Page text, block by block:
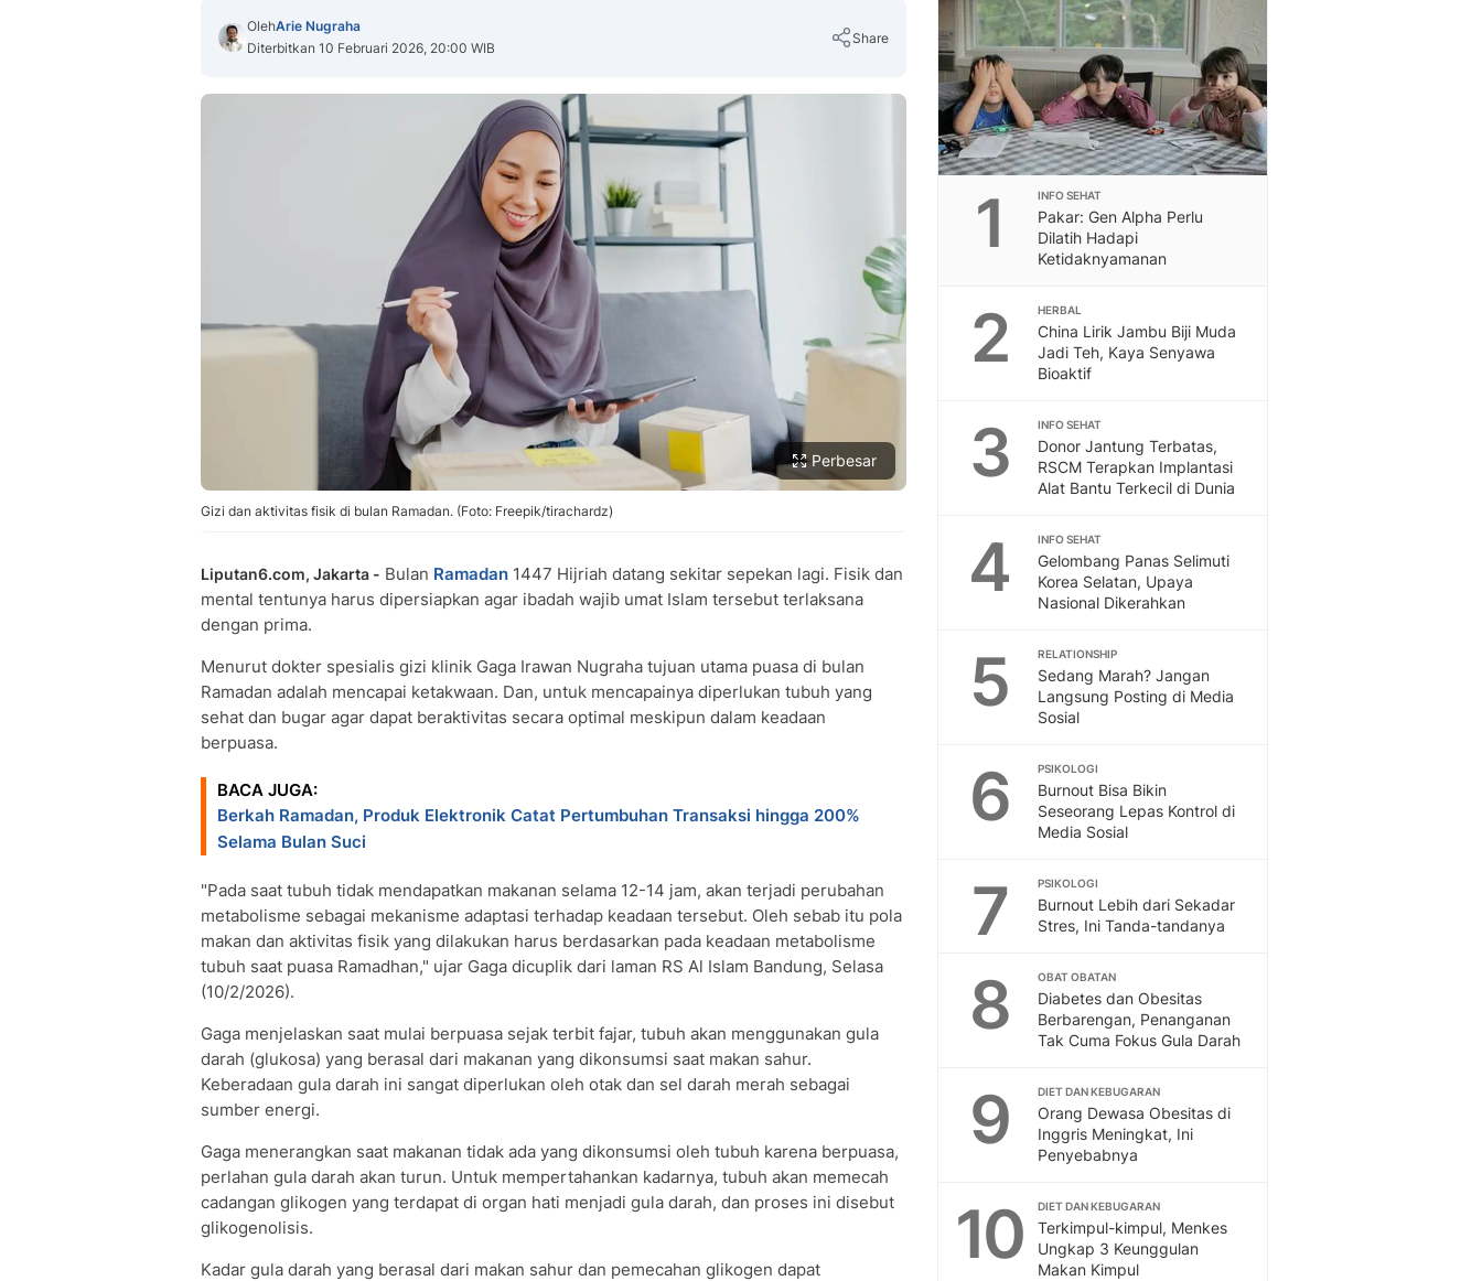
OlehArie Nugraha
Diterbitkan 10 Februari 2026, 20:00 WIB
Share
Perbesar
Gizi dan aktivitas fisik di bulan Ramadan. (Foto: Freepik/tirachardz)
Liputan6.com, Jakarta - Bulan Ramadan 1447 Hijriah datang sekitar sepekan lagi. Fisik dan
mental tentunya harus dipersiapkan agar ibadah wajib umat Islam tersebut terlaksana
dengan prima.
Menurut dokter spesialis gizi klinik Gaga Irawan Nugraha tujuan utama puasa di bulan
Ramadan adalah mencapai ketakwaan. Dan, untuk mencapainya diperlukan tubuh yang
sehat dan bugar agar dapat beraktivitas secara optimal meskipun dalam keadaan
berpuasa.
BACA JUGA:
Berkah Ramadan, Produk Elektronik Catat Pertumbuhan Transaksi hingga 200%
Selama Bulan Suci
"Pada saat tubuh tidak mendapatkan makanan selama 12-14 jam, akan terjadi perubahan
metabolisme sebagai mekanisme adaptasi terhadap keadaan tersebut. Oleh sebab itu pola
makan dan aktivitas fisik yang dilakukan harus berdasarkan pada keadaan metabolisme
tubuh saat puasa Ramadhan," ujar Gaga dicuplik dari laman RS Al Islam Bandung, Selasa
(10/2/2026).
Gaga menjelaskan saat mulai berpuasa sejak terbit fajar, tubuh akan menggunakan gula
darah (glukosa) yang berasal dari makanan yang dikonsumsi saat makan sahur.
Keberadaan gula darah ini sangat diperlukan oleh otak dan sel darah merah sebagai
sumber energi.
Gaga menerangkan saat makanan tidak ada yang dikonsumsi oleh tubuh karena berpuasa,
perlahan gula darah akan turun. Untuk mempertahankan kadarnya, tubuh akan memecah
cadangan glikogen yang terdapat di organ hati menjadi gula darah, dan proses ini disebut
glikogenolisis.
Kadar gula darah yang berasal dari makan sahur dan pemecahan glikogen dapat
1 INFO SEHAT
Pakar: Gen Alpha Perlu
Dilatih Hadapi
Ketidaknyamanan
2 HERBAL
China Lirik Jambu Biji Muda
Jadi Teh, Kaya Senyawa
Bioaktif
3 INFO SEHAT
Donor Jantung Terbatas,
RSCM Terapkan Implantasi
Alat Bantu Terkecil di Dunia
4 INFO SEHAT
Gelombang Panas Selimuti
Korea Selatan, Upaya
Nasional Dikerahkan
5 RELATIONSHIP
Sedang Marah? Jangan
Langsung Posting di Media
Sosial
6 PSIKOLOGI
Burnout Bisa Bikin
Seseorang Lepas Kontrol di
Media Sosial
7 PSIKOLOGI
Burnout Lebih dari Sekadar
Stres, Ini Tanda-tandanya
8 OBAT OBATAN
Diabetes dan Obesitas
Berbarengan, Penanganan
Tak Cuma Fokus Gula Darah
9 DIET DAN KEBUGARAN
Orang Dewasa Obesitas di
Inggris Meningkat, Ini
Penyebabnya
10 DIET DAN KEBUGARAN
Terkimpul-kimpul, Menkes
Ungkap 3 Keunggulan
Makan Kimpul